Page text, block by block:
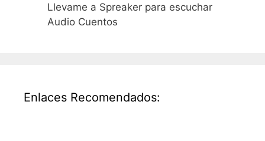
Llevame a Spreaker para escuchar
Audio Cuentos
Enlaces Recomendados: